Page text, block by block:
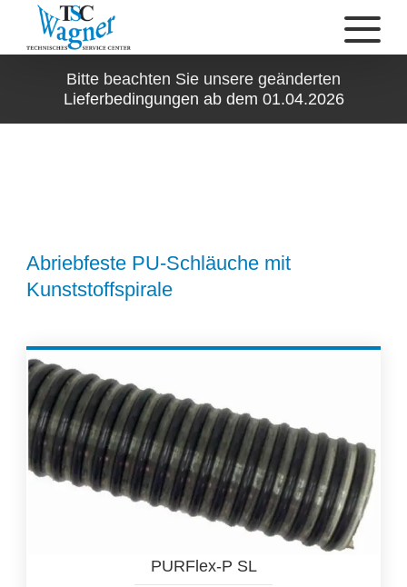
Bitte beachten Sie unsere geänderten
Lieferbedingungen ab dem 01.04.2026
Abriebfeste PU-Schläuche mit
Kunststoffspirale
PURFlex-P SL